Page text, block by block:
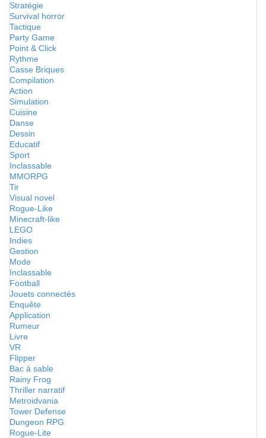
Stratégie
Survival horror
Tactique
Party Game
Point & Click
Rythme
Casse Briques
Compilation
Action
Simulation
Cuisine
Danse
Dessin
Educatif
Sport
Inclassable
MMORPG
Tir
Visual novel
Rogue-Like
Minecraft-like
LEGO
Indies
Gestion
Mode
Inclassable
Football
Jouets connectés
Enquête
Application
Rumeur
Livre
VR
Flipper
Bac à sable
Rainy Frog
Thriller narratif
Metroidvania
Tower Defense
Dungeon RPG
Rogue-Lite